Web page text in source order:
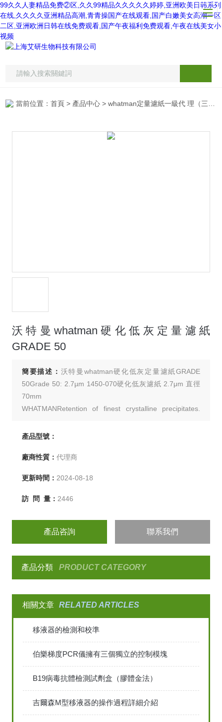
99久久人妻精品免费②区,久久99精品久久久久久婷婷,亚洲欧美日韩系列
在线,久久久久亚洲精品高潮,青青操国产在线观看,国产白嫩美女高潮一区
二区,亚洲欧洲日韩在线免费观看,国产午夜福利免费观看,午夜在线美女小
视频
當前位置：首頁 > 產品中心 >whatman定量濾紙一級代 理（三）
沃特曼whatman硬化低灰定量濾紙
GRADE 50
簡要描述： 沃特曼whatman硬化低灰定量濾紙GRADE
50Grade 50: 2.7µm 1450-070硬化低灰濾紙 2.7μm 直徑
70mm
WHATMANRetention of finest crystalline precipitates.
filter papers. Slow flow rate.
產品型號：
廠商性質： 代理商
更新時間： 2024-08-18
訪 問 量： 2446
產品咨詢 聯系我們
產品分類 PRODUCT CATEGORY
相關文章 RELATED ARTICLES
移液器的檢測和校準
伯樂梯度PCR儀擁有三個獨立的控制模塊
B19病毒抗體檢測試劑盒（膠體金法）
吉爾森M型移液器的操作過程詳細介紹